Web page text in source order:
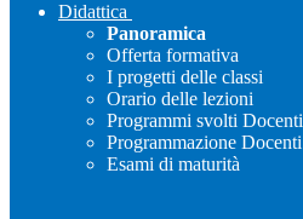
Didattica
Panoramica
Offerta formativa
I progetti delle classi
Orario delle lezioni
Programmi svolti Docenti
Programmazione Docenti
Esami di maturità